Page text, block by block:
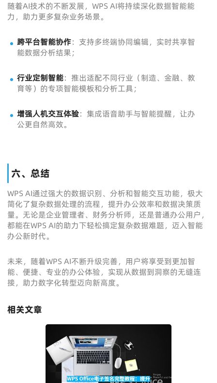
随着AI技术的不断发展，WPS AI将持续深化数据智能能
力，助力更多复杂业务场景。
跨平台智能协作：支持多终端协同编辑，实时共享智
能数据分析结果；
行业定制智能：推出适配不同行业（制造、金融、教
育等）的专项智能模板和分析工具；
增强人机交互体验：集成语音助手与智能提醒，让办
公更自然高效。
六、总结
WPS AI通过强大的数据识别、分析和智能交互功能，极大
简化了复杂数据处理的流程，提升办公效率和数据决策质
量。无论是企业管理者、财务分析师，还是普通办公用户，
都能在WPS AI的助力下轻松搞定复杂数据难题，迈入智能
办公新时代。
未来，随着WPS AI不断升级完善，用户将享受到更加智
能、便捷、专业的办公体验，实现从数据到洞察的无缝连
接，助力数字化转型迈向新高度。
相关文章